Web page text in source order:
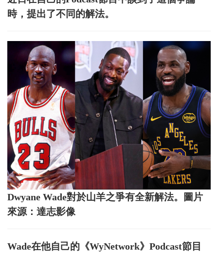
時，提出了不同的解法。
Dwyane Wade對於山羊之爭有全新解法。圖片
來源：達志影像
Wade在他自己的《WyNetwork》Podcast節目